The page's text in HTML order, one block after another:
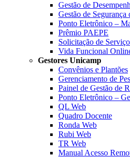
Gestão de
Gestão de Segurança
Ponto Eletrônico –
Prêmio PAEPE
Solicitação de
Vida Funcional
Gestores Unicamp
Convênios e Plantões
Gerenciamento de
Painel de Gestão de
Ponto Eletrônico –
QL Web
Quadro Docente
Ronda Web
Rubi Web
TR Web
Manual Acesso